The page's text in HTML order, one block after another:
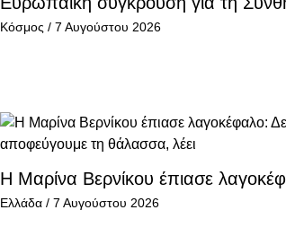
Κόσμος / 7 Αυγούστου 2026
Η Μαρίνα Βερνίκου έπιασε
Ελλάδα / 7 Αυγούστου 2026